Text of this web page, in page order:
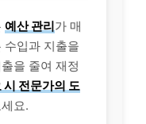
예산 관리가 매
수입과 지출을
을 줄여 재정
시 전문가의 도
요.